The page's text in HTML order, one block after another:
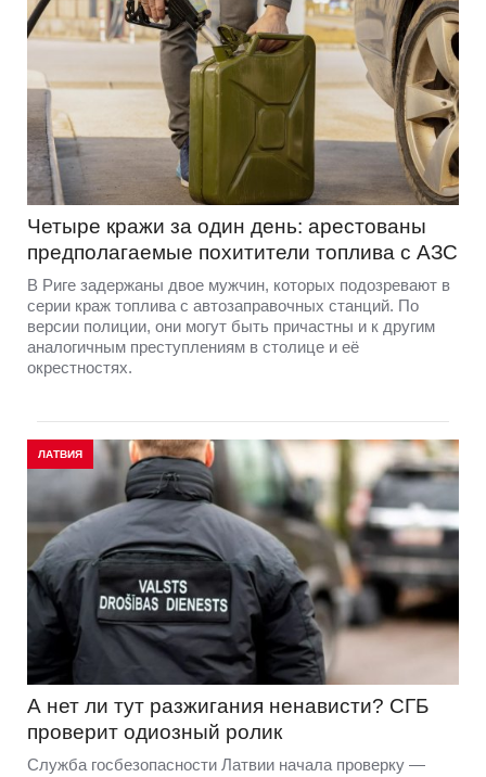
Четыре кражи за один день: арестованы
предполагаемые похитители топлива с АЗС
В Риге задержаны двое мужчин, которых подозревают в
серии краж топлива с автозаправочных станций. По
версии полиции, они могут быть причастны и к другим
аналогичным преступлениям в столице и её
окрестностях.
ЛАТВИЯ
А нет ли тут разжигания ненависти? СГБ
проверит одиозный ролик
Служба госбезопасности Латвии начала проверку —